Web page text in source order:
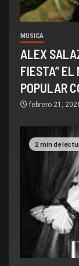
MUSICA
ALEX
FIESTA” EL
POPULAR
febrero 21,
2 min de